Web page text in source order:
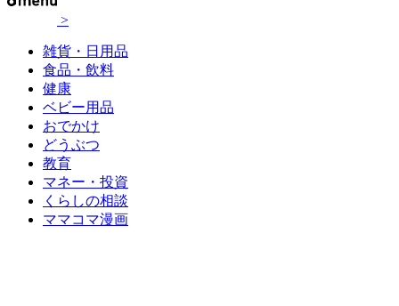
>
雑貨・日用品
食品・飲料
健康
ベビー用品
おでかけ
どうぶつ
教育
マネー・投資
くらしの相談
ママコマ漫画